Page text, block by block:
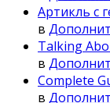
Артикль с
в
Talking
в
Complete
в